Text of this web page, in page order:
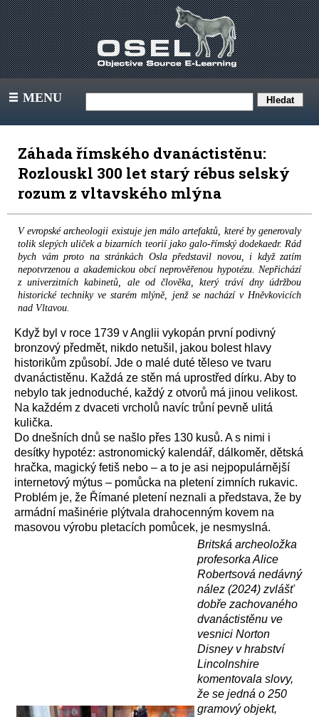
III MENU
Záhada římského dvanáctistěnu:
Rozlouskl 300 let starý rébus selský
rozum z vltavského mlýna
V evropské archeologii existuje jen málo artefaktů, které by generovaly
tolik slepých uliček a bizarních teorií jako galo-římský dodekaedr. Rád
bych vám proto na stránkách Osla představil novou, i když zatím
nepotvrzenou a akademickou obcí neprověřenou hypotézu. Nepřichází
z univerzitních kabinetů, ale od člověka, který tráví dny údržbou
historické techniky ve starém mlýně, jenž se nachází v Hněvkovicích
nad Vltavou.
Když byl v roce 1739 v Anglii vykopán první podivný
bronzový předmět, nikdo netušil, jakou bolest hlavy
historikům způsobí. Jde o malé duté těleso ve tvaru
dvanáctistěnu. Každá ze stěn má uprostřed dírku. Aby to
nebylo tak jednoduché, každý z otvorů má jinou velikost.
Na každém z dvaceti vrcholů navíc trůní pevně ulitá
kulička.
Do dnešních dnů se našlo přes 130 kusů. A s nimi i
desítky hypotéz: astronomický kalendář, dálkoměr, dětská
hračka, magický fetiš nebo – a to je asi nejpopulárnější
internetový mýtus – pomůcka na pletení zimních rukavic.
Problém je, že Římané pletení neznali a představa, že by
armádní mašinérie plýtvala drahocenným kovem na
masovou výrobu pletacích pomůcek, je nesmyslná.
Britská archeoložka
profesorka Alice
Robertsová nedávný
nález (2024) zvlášť
dobře zachovaného
dvanáctistěnu ve
vesnici Norton
Disney v hrabství
Lincolnshire
komentovala slovy,
že se jedná o 250
gramový objekt,